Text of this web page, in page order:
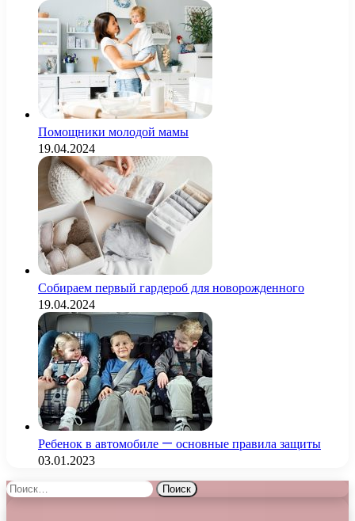
Помощники молодой мамы
19.04.2024
Собираем первый гардероб для новорожденного
19.04.2024
Ребенок в автомобиле — основные правила защиты
03.01.2023
Найти: